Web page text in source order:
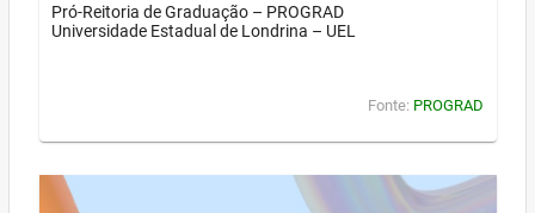
Pró-Reitoria de Graduação – PROGRAD
Universidade Estadual de Londrina – UEL
Fonte: PROGRAD